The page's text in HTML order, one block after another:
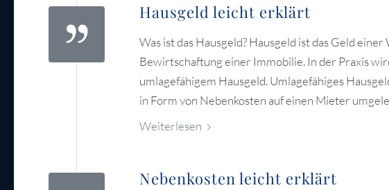
Hausgeld leicht erklärt
Was ist das Hausgeld? Hausgeld ist das Geld
Bewirtschaftung einer Immobilie. In der Praxis
umlagefähigem Hausgeld. Umlagefähiges
in Form von Nebenkosten auf einen Mieter
Weiterlesen
Nebenkosten leicht erklärt